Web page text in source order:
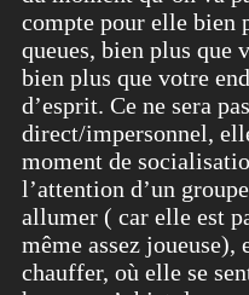
compte pour elle bien
queues, bien plus que
bien plus que votre
d’esprit. Ce ne sera
direct/impersonnel,
moment de
l’attention d’un
allumer ( car elle est
même assez joueuse),
chauffer, où elle se